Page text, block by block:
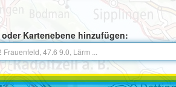
Kartenebene hinzufügen: